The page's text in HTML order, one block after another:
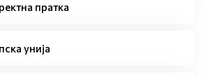
пратка
унија